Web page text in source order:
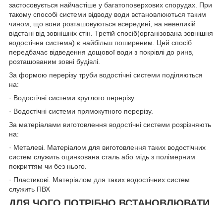
застосовується найчастіше у багатоповерхових спорудах. При
такому способі системи відводу води встановлюються таким
чином, що вони розташовуються всередині, на невеликій
відстані від зовнішніх стін. Третій спосіб(організована зовнішня
водостічна система) є найбільш поширеним. Цей спосіб
передбачає відведення дощової води з покрівлі до ринв,
розташованим зовні будівлі.
За формою перерізу труби водостічні системи поділяються
на:
· Водостічні системи круглого перерізу.
· Водостічні системи прямокутного перерізу.
За матеріалами виготовлення водостічні системи розрізняють
на:
· Металеві. Матеріалом для виготовлення таких водостічних
систем служить оцинкована сталь або мідь з полімерним
покриттям чи без нього.
· Пластикові. Матеріалом для таких водостічних систем
служить ПВХ